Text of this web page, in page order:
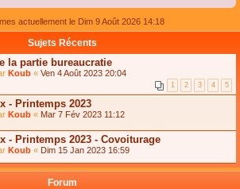
actuellement le Dim 9 Août 2026 14:18
Sujets Récents
la partie bureaucratie
Koub « Ven 4 Août 2023 20:04
1 2 3 4 5
- Printemps 2023
Koub « Mar 7 Fév 2023 11:12
- Printemps 2023 - Covoiturage
Koub « Dim 15 Jan 2023 16:59
Forum